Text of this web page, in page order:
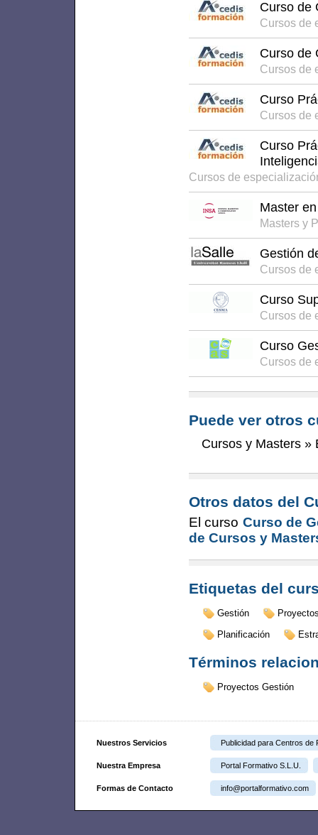
Curso de
Cursos de
Curso de
Cursos de
Curso
Cursos de
Curso
Cursos de
Master
Masters y
Gestión
Cursos de
Curso
Cursos de
Curso
Cursos de
Puede ver otros
Cursos y Masters »
Otros datos del
El curso Curso de
de Cursos y
Etiquetas del
Gestión
Planificación
Términos
Proyectos Gestión
Nuestros Servicios Publicidad para Centros de
Nuestra Empresa Portal Formativo S.L.U.
Formas de Contacto info@portalformativo.com